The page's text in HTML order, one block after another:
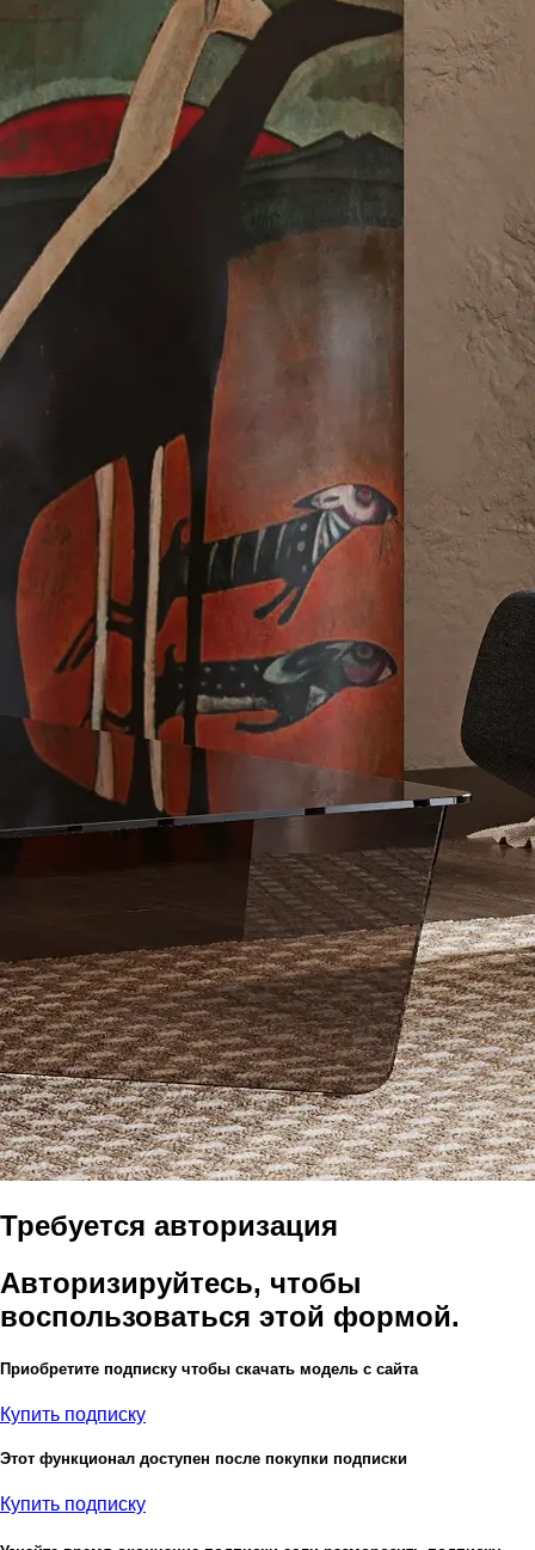
Требуется авторизация
Авторизируйтесь, чтобы
воспользоваться этой формой.
Приобретите подписку чтобы скачать модель с сайта
Купить подписку
Этот функционал доступен после покупки подписки
Купить подписку